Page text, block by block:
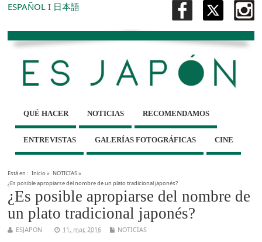
ESPAÑOL I 日本語
QUÉ HACER NOTICIAS RECOMENDAMOS
ENTREVISTAS GALERÍAS FOTOGRÁFICAS CINE
Está en : Inicio» NOTICIAS»
¿Es posible apropiarse del nombre de un plato tradicional japonés?
¿Es posible apropiarse del nombre de
un plato tradicional japonés?
ESJAPON 11, mar, 2016 NOTICIAS